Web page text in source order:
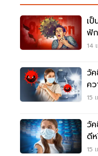
เ
ฟั
14
วั
ค
อ่
15
วั
ดี
15